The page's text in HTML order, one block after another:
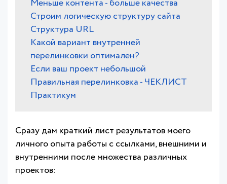
Меньше контента - больше качества
Строим логическую структуру сайта
Структура URL
Какой вариант внутренней
перелинковки оптимален?
Если ваш проект небольшой
Правильная перелинковка - ЧЕКЛИСТ
Практикум
Сразу дам краткий лист результатов моего
личного опыта работы с ссылками, внешними и
внутренними после множества различных
проектов: